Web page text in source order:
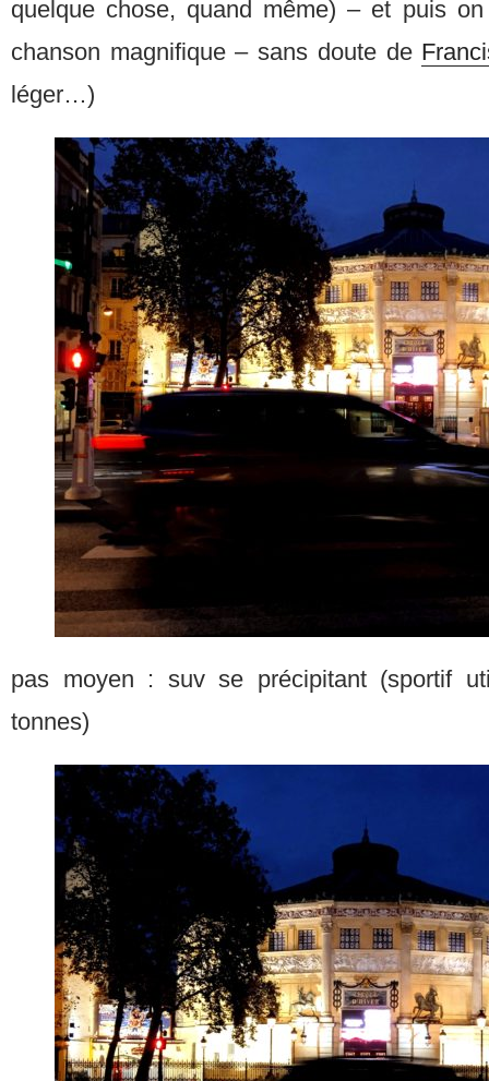
quelque chose, quand même) – et puis
chanson magnifique – sans doute de
léger…)
pas moyen : suv se précipitant (sportif
tonnes)